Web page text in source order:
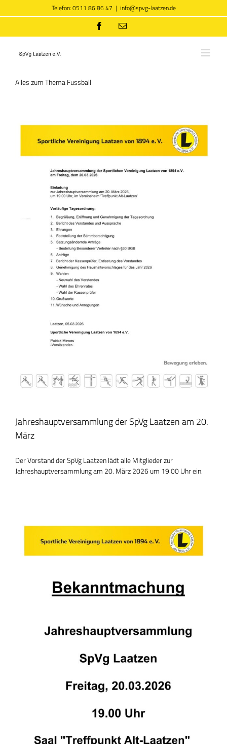
Inhalt
Telefon: 0511 86 86 47 | info@spvg-laatzen.de
Facebook
E-
Alles zum Thema Fussball
Jahreshauptversammlung der SpVg Laatzen am 20.
März
Der Vorstand der SpVg Laatzen lädt alle Mitglieder zur
Jahreshauptversammlung am 20. März 2026 um 19.00 Uhr ein.